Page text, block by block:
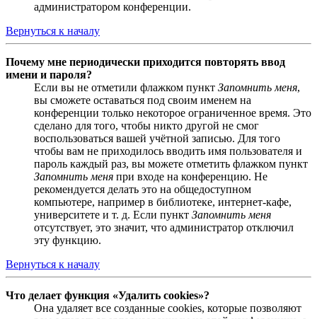
администратором конференции.
Вернуться к началу
Почему мне периодически приходится повторять ввод
имени и пароля?
Если вы не отметили флажком пункт Запомнить меня,
вы сможете оставаться под своим именем на
конференции только некоторое ограниченное время. Это
сделано для того, чтобы никто другой не смог
воспользоваться вашей учётной записью. Для того
чтобы вам не приходилось вводить имя пользователя и
пароль каждый раз, вы можете отметить флажком пункт
Запомнить меня при входе на конференцию. Не
рекомендуется делать это на общедоступном
компьютере, например в библиотеке, интернет-кафе,
университете и т. д. Если пункт Запомнить меня
отсутствует, это значит, что администратор отключил
эту функцию.
Вернуться к началу
Что делает функция «Удалить cookies»?
Она удаляет все созданные cookies, которые позволяют